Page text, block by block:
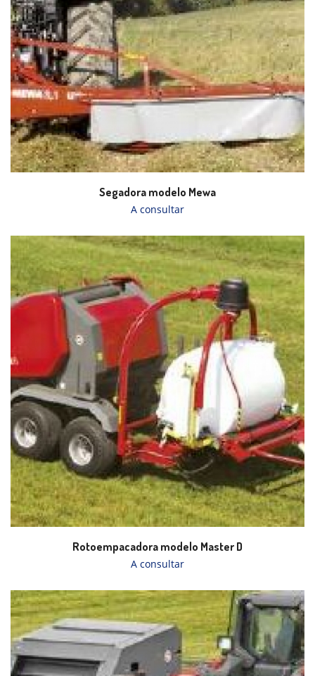
Segadora modelo Mewa
A consultar
Rotoempacadora modelo Master D
A consultar